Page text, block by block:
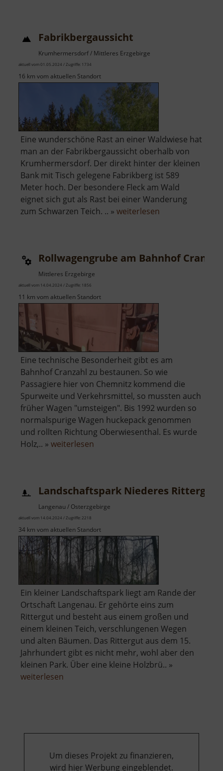
Fabrikbergaussicht
Krumhermersdorf / Mittleres Erzgebirge
aktuell vom 01.05.2024 / Zugriffe: 1734
16 km vom aktuellen Standort
Eine wunderschöne Rast an einer Waldwiese hat
man an der Fabrikbergaussicht oberhalb von
Krumhermersdorf. Der direkt hinter der kleinen
Bank mit Tisch gelegene Fabrikberg ist 589
Meter hoch. Der besondere Fleck am Wald
eignet sich gut als Rast bei einer Wanderung
zum Schwarzen Teich. .. » weiterlesen
Rollwagengrube am Bahnhof
Mittleres Erzgebirge
aktuell vom 14.04.2024 / Zugriffe: 1856
11 km vom aktuellen Standort
Eine technische Besonderheit gibt es am
Bahnhof Cranzahl zu bestaunen. So wie
Passagiere hier von Chemnitz kommend die
Spurweite und Verkehrsmittel, so mussten auch
früher Wagen "umsteigen". Bis 1992 wurden so
normalspurige Wagen huckepack genommen
und rollten Richtung Oberwiesenthal. Es wurde
Holz,.. » weiterlesen
Cranzahl
Landschaftspark Niederes Rittergut
Langenau / Osterzgebirge
aktuell vom 14.04.2024 / Zugriffe: 2218
34 km vom aktuellen Standort
Ein kleiner Landschaftspark liegt am Rande der
Ortschaft Langenau. Er gehörte eins zum
Rittergut und besteht aus einem großen und
einem kleinen Teich, verschlungenen Wegen
und alten Bäumen. Das Rittergut aus dem 15.
Jahrhundert gibt es nicht mehr, wohl aber den
kleinen Park. Über eine kleine Holzbrü.. »
weiterlesen
Um dieses Projekt zu finanzieren,
wird hier Werbung eingeblendet.